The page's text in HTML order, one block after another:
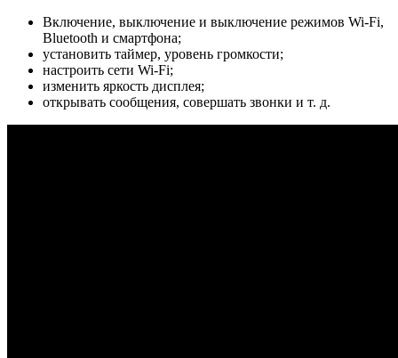
Включение, выключение и выключение режимов Wi-Fi,
Bluetooth и смартфона;
установить таймер, уровень громкости;
настроить сети Wi-Fi;
изменить яркость дисплея;
открывать сообщения, совершать звонки и т. д.